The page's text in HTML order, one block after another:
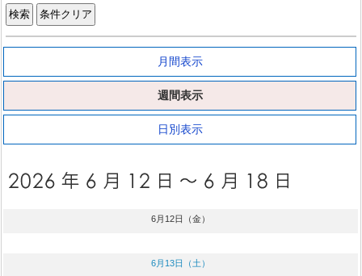
月間表示
週間表示
日別表示
6月12日（金）
6月13日（土）